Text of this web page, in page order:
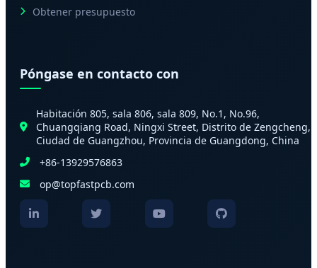
Obtener presupuesto
Póngase en contacto con
Habitación 805, sala 806, sala 809, No.1, No.96,
Chuangqiang Road, Ningxi Street, Distrito de Zengcheng,
Ciudad de Guangzhou, Provincia de Guangdong, China
+86-13929576863
op@topfastpcb.com